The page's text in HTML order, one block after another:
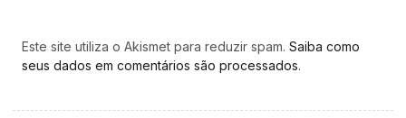
Este site utiliza o Akismet para reduzir spam. Saiba como
seus dados em comentários são processados.